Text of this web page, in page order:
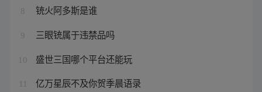
8 铳火阿多斯是谁
9 三眼铳属于违禁品吗
10 盛世三国哪个平台还能玩
亿万星辰不及你贺季晨语录